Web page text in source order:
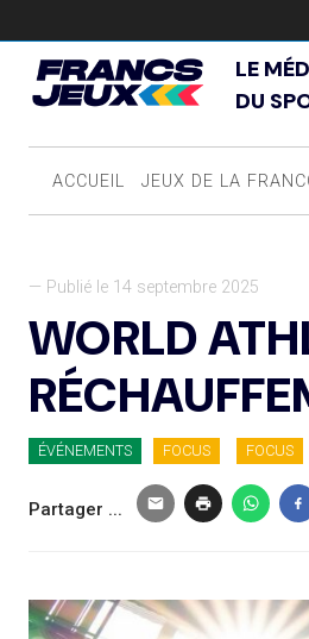
LE
DU
ACCUEIL JEUX DE LA
— Publié le 14 septembre 2025
WORLD
ÉVÉNEMENTS FOCUS FOCUS
Partager ...